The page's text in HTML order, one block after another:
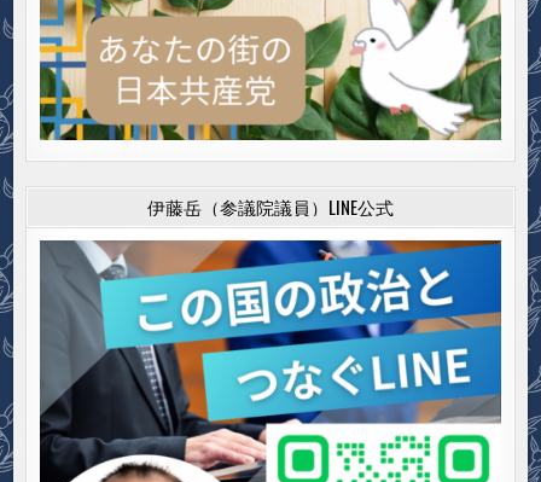
伊藤岳（参議院議員）LINE公式